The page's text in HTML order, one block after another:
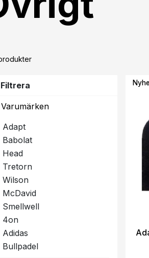
Filtrera
Varumärken
Adapt
Babolat
Head
Tretorn
Wilson
McDavid
Smellwell
4on
Adidas
Bullpadel